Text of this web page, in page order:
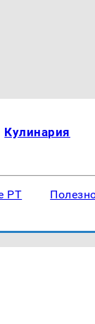
Кулинария
РТ